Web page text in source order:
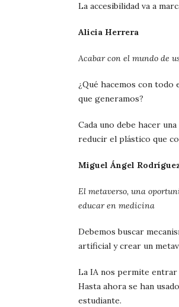
La accesibilidad va a
Alicia Herrera
Acabar con el mundo de
¿Qué hacemos con todo
que generamos?
Cada uno debe hacer
reducir el plástico que
Miguel Ángel
El metaverso, una
educar en medicina
Debemos buscar
artificial y crear un
La IA nos permite entrar
Hasta ahora se han
estudiante.